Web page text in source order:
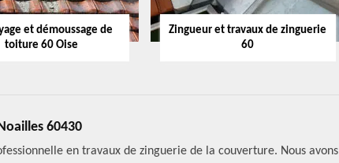
et démoussage de
toiture 60 Oise
Zingueur et travaux de zinguerie
60
60430
en travaux de zinguerie de la couverture. Nous avons